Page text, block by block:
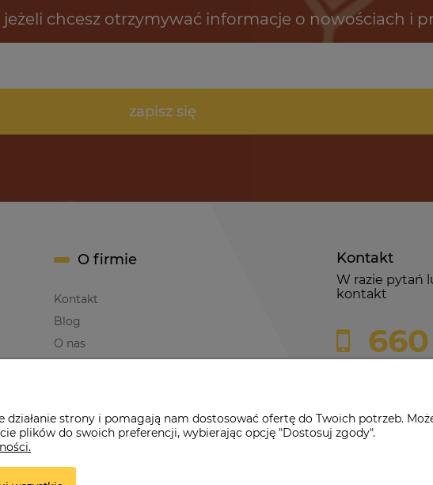
jeżeli chcesz otrzymywać informacje o nowościach i
zapisz się
Kontakt
W razie pytań
kontakt
O firmie
Kontakt
Blog
O nas
Dynia |ul. Konarskiego 9a| 66-200 Świebodzin |tel: 660-261-382
strony i pomagają nam dostosować ofertę do Twoich potrzeb.
plików do swoich preferencji, wybierając opcję "Dostosuj zgody".